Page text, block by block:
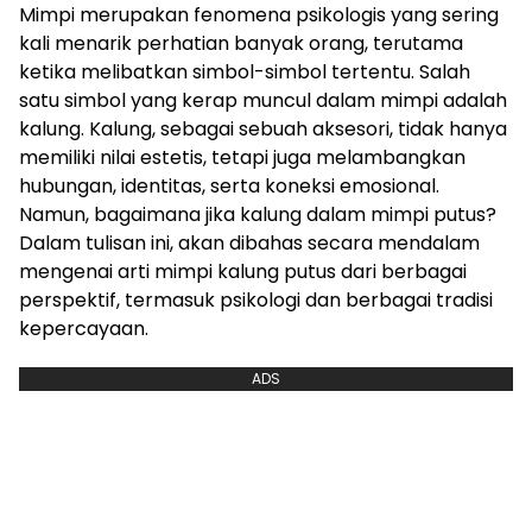
Mimpi merupakan fenomena psikologis yang sering
kali menarik perhatian banyak orang, terutama
ketika melibatkan simbol-simbol tertentu. Salah
satu simbol yang kerap muncul dalam mimpi adalah
kalung. Kalung, sebagai sebuah aksesori, tidak hanya
memiliki nilai estetis, tetapi juga melambangkan
hubungan, identitas, serta koneksi emosional.
Namun, bagaimana jika kalung dalam mimpi putus?
Dalam tulisan ini, akan dibahas secara mendalam
mengenai arti mimpi kalung putus dari berbagai
perspektif, termasuk psikologi dan berbagai tradisi
kepercayaan.
ADS